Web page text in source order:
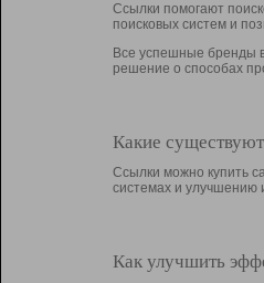
Ссылки помогают
поисковых систем и
Все успешные бренды
решение о способах
Какие
Ссылки можно купить
системах и улучшению
Как улучшить